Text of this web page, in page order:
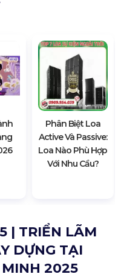
Phân Biệt Loa
Active Và Passive:
Loa Nào Phù Hợp
Với Nhu Cầu?
| TRIỂN LÃM
DỰNG TẠI
2025